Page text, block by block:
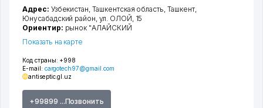
Код страны: +998
E-mail: cargotech97@gmail.com
antiseptic.gl.uz
+99899 ...Позвонить
Адрес: Узбекистан,Ташкентская область ,Ташкент,
Юнусабадский район ,ул. ОЛОЙ , 15
Ориентир: рынок "АЛАЙСКИЙ
Показать на карте